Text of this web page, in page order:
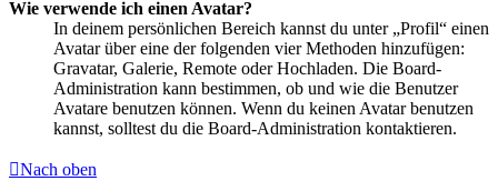
Wie verwende ich einen Avatar?
In deinem persönlichen Bereich kannst du unter „Profil“ einen
Avatar über eine der folgenden vier Methoden hinzufügen:
Gravatar, Galerie, Remote oder Hochladen. Die Board-
Administration kann bestimmen, ob und wie die Benutzer
Avatare benutzen können. Wenn du keinen Avatar benutzen
kannst, solltest du die Board-Administration kontaktieren.
Nach oben